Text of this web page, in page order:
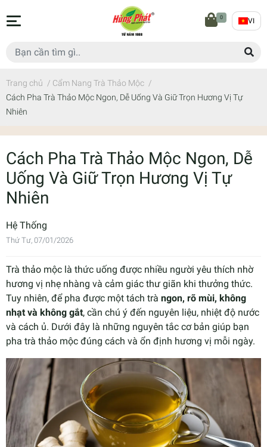
0 VI
Trang chủ / Cẩm Nang Trà Thảo Mộc /
Cách Pha Trà Thảo Mộc Ngon, Dễ Uống Và Giữ Trọn Hương Vị Tự
Nhiên
Cách Pha Trà Thảo Mộc Ngon, Dễ
Uống Và Giữ Trọn Hương Vị Tự
Nhiên
Hệ Thống
Thứ Tư, 07/01/2026
Trà thảo mộc là thức uống được nhiều người yêu thích nhờ
hương vị nhẹ nhàng và cảm giác thư giãn khi thưởng thức.
Tuy nhiên, để pha được một tách trà ngon, rõ mùi, không
nhạt và không gắt, cần chú ý đến nguyên liệu, nhiệt độ nước
và cách ủ. Dưới đây là những nguyên tắc cơ bản giúp bạn
pha trà thảo mộc đúng cách và ổn định hương vị mỗi ngày.